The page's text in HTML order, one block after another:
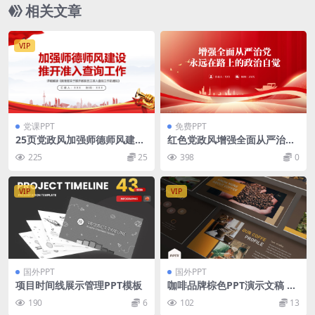
相关文章
VIP
党课PPT
25页党政风加强师德师风建设
推开准入查询工作PPT模板
225 25
免费PPT
红色党政风增强全面从严治党
永远在路上的政治自觉党课PP
T模板
398 0
VIP
国外PPT
项目时间线展示管理PPT模板
190 6
VIP
国外PPT
咖啡品牌棕色PPT演示文稿 Co
ffee More – Powerpoint Te
mplate
102 13